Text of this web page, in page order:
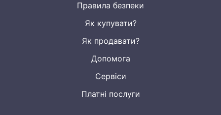
Правила безпеки
Як купувати?
Як продавати?
Допомога
Сервіси
Платні послуги